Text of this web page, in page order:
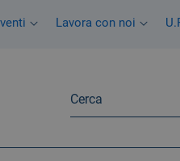
Lavora con noi